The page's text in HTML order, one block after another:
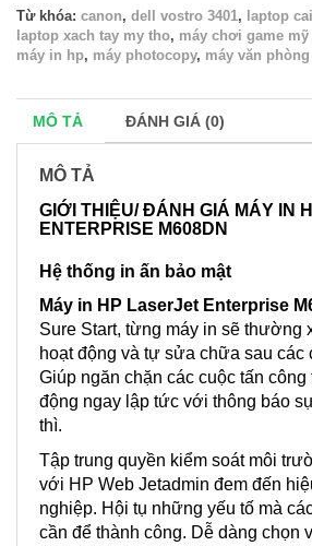
Từ khóa: canon, dell vostro 3401, laptop
laptop xach tay my tho, máy chơi game
máy in hp, máy photocopy, máy văn
MÔ TẢ ĐÁNH GIÁ (0)
MÔ TẢ
GIỚI THIỆU/ ĐÁNH GIÁ MÁY IN
ENTERPRISE M608DN
Hệ thống in ấn bảo mật
Máy in HP LaserJet Enterprise
Sure Start, từng máy in sẽ thường
hoạt động và tự sửa chữa sau các
Giúp ngăn chặn các cuộc tấn công
động ngay lập tức với thông báo
thì.
Tập trung quyền kiểm soát môi
với HP Web Jetadmin đem đến
nghiệp. Hội tụ những yếu tố mà
cần để thành công. Dễ dàng chọn